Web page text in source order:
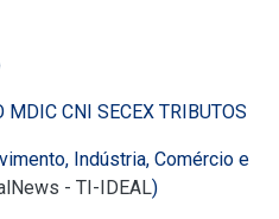
MDIC CNI SECEX TRIBUTOS
Indústria, Comércio e
- TI-IDEAL)